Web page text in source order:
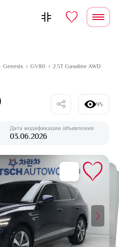
Genesis GV80 2.5T Gasoline AWD
95
Дата модификации объявления
03.06.2026